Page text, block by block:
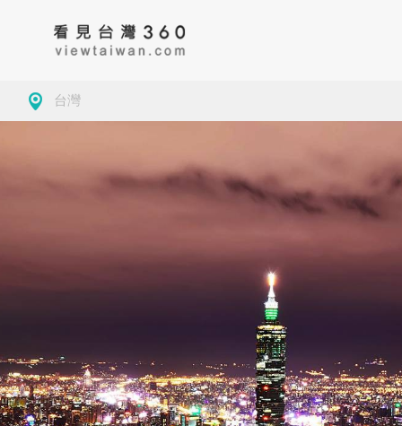
台
房地產
導覽
藥局
景緻
古蹟
茶
化發展中心
基隆市仁愛區
台灣